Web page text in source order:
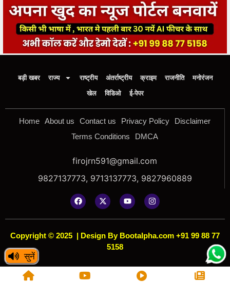
सुनें
बड़ी खबर राज्य राष्ट्रीय अंतर्राष्ट्रीय क्राइम राजनीति
मनोरंजन
खेल
विडिओ ई-पेपर
Home About us Contact us Privacy Policy
Disclaimer
Terms Conditions
DMCA
firojrn591@gmail.com
9827137773, 9713137773, 9827960889
Copyright © 2025 | Design By Bootalpha.com +91 99 88 77
5158